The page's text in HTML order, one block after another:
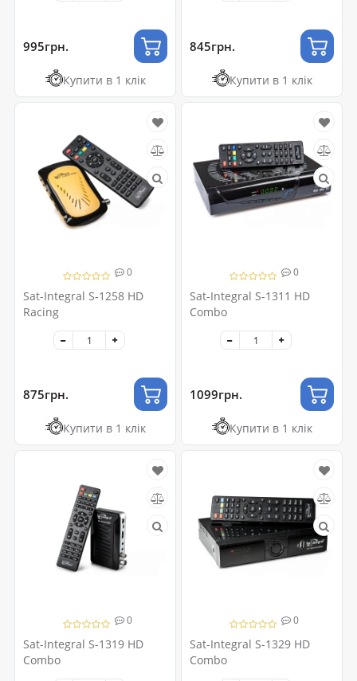
995грн.
Купити в 1 клік
845грн.
Купити в 1 клік
0
Sat-Integral S-1258 HD
Racing
875грн.
Купити в 1 клік
0
Sat-Integral S-1311 HD
Combo
1099грн.
Купити в 1 клік
0
Sat-Integral S-1319 HD
Combo
0
Sat-Integral S-1329 HD
Combo